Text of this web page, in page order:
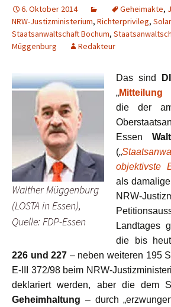
6. Oktober 2014 Geheimakte,
NRW-Justizministerium, Richterprivileg,
Staatsanwaltschaft Bochum,
Müggenburg
Redakteur
Walther Müggenburg
(LOSTA in Essen),
Quelle: FDP-Essen
Das sind
„Mitteilung
die der
Essen
(„
objektivste
als
NRW-
Landtages
die bis
226 und 227 – neben weiteren 195
E-III 372/98 beim NRW-
deklariert werden, aber die dem
Geheimhaltung – durch